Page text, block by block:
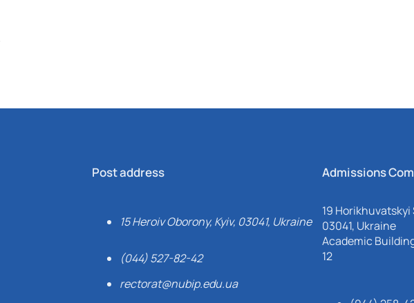
Post address
15 Heroiv Oborony, Kyiv, 03041, Ukraine
(044) 527-82-42
rectorat@nubip.edu.ua
Admissions
19 Horikhuvatskyi
03041, Ukraine
Academic
12